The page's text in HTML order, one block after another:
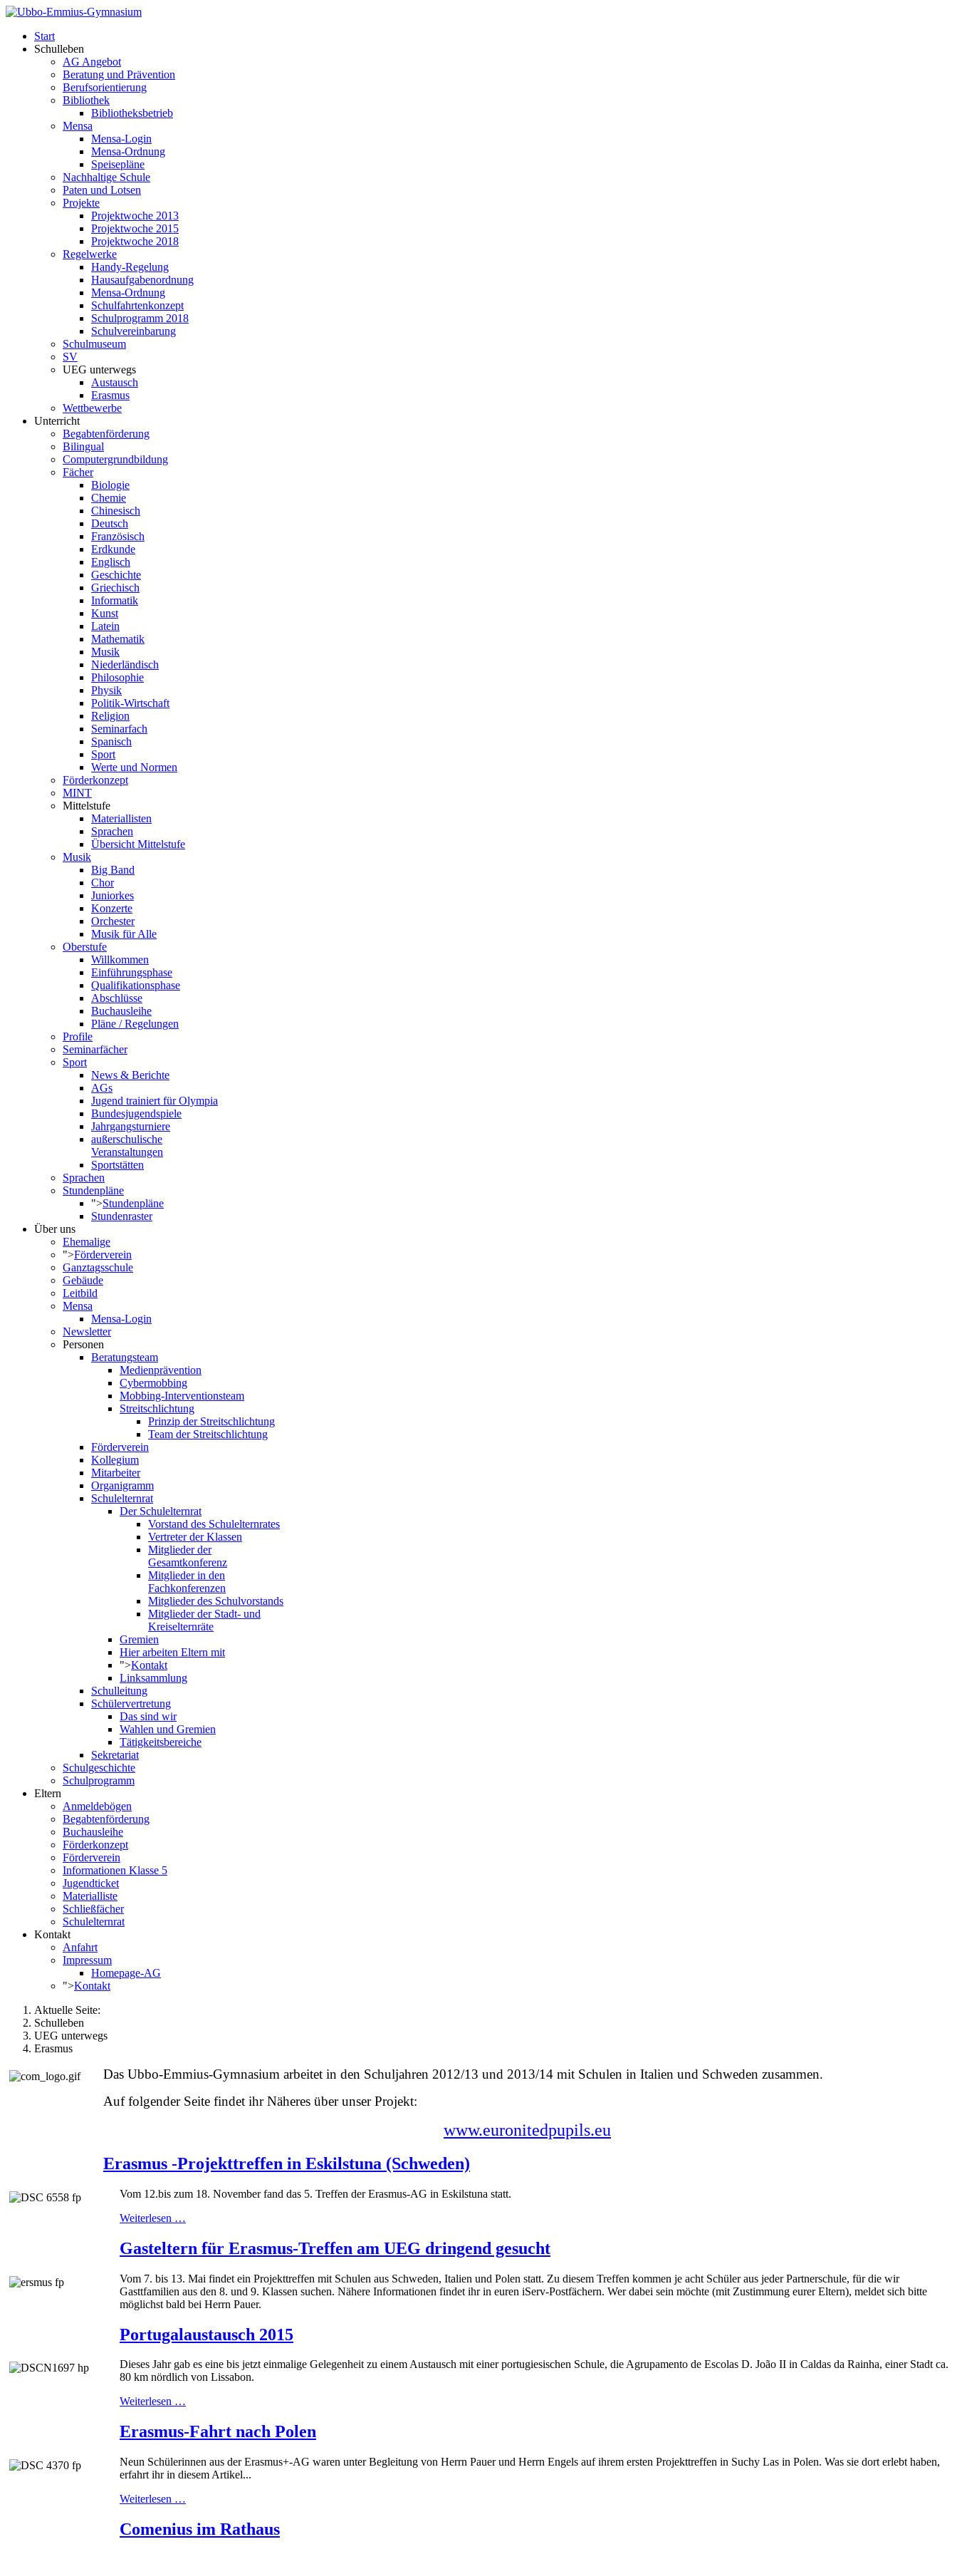
Start
Schulleben
AG Angebot
Beratung und Prävention
Berufsorientierung
Bibliothek
Bibliotheksbetrieb
Mensa
Mensa-Login
Mensa-Ordnung
Speisepläne
Nachhaltige Schule
Paten und Lotsen
Projekte
Projektwoche 2013
Projektwoche 2015
Projektwoche 2018
Regelwerke
Handy-Regelung
Hausaufgabenordnung
Mensa-Ordnung
Schulfahrtenkonzept
Schulprogramm 2018
Schulvereinbarung
Schulmuseum
SV
UEG unterwegs
Austausch
Erasmus
Wettbewerbe
Unterricht
Begabtenförderung
Bilingual
Computergrundbildung
Fächer
Biologie
Chemie
Chinesisch
Deutsch
Französisch
Erdkunde
Englisch
Geschichte
Griechisch
Informatik
Kunst
Latein
Mathematik
Musik
Niederländisch
Philosophie
Physik
Politik-Wirtschaft
Religion
Seminarfach
Spanisch
Sport
Werte und Normen
Förderkonzept
MINT
Mittelstufe
Materiallisten
Sprachen
Übersicht Mittelstufe
Musik
Big Band
Chor
Juniorkes
Konzerte
Orchester
Musik für Alle
Oberstufe
Willkommen
Einführungsphase
Qualifikationsphase
Abschlüsse
Buchausleihe
Pläne / Regelungen
Profile
Seminarfächer
Sport
News & Berichte
AGs
Jugend trainiert für Olympia
Bundesjugendspiele
Jahrgangsturniere
außerschulische
Veranstaltungen
Sportstätten
Sprachen
Stundenpläne
">Stundenpläne
Stundenraster
Über uns
Ehemalige
">Förderverein
Ganztagsschule
Gebäude
Leitbild
Mensa
Mensa-Login
Newsletter
Personen
Beratungsteam
Medienprävention
Cybermobbing
Mobbing-Interventionsteam
Streitschlichtung
Prinzip der Streitschlichtung
Team der Streitschlichtung
Förderverein
Kollegium
Mitarbeiter
Organigramm
Schulelternrat
Der Schulelternrat
Vorstand des Schulelternrates
Vertreter der Klassen
Mitglieder der
Gesamtkonferenz
Mitglieder in den
Fachkonferenzen
Mitglieder des Schulvorstands
Mitglieder der Stadt- und
Kreiselternräte
Gremien
Hier arbeiten Eltern mit
">Kontakt
Linksammlung
Schulleitung
Schülervertretung
Das sind wir
Wahlen und Gremien
Tätigkeitsbereiche
Sekretariat
Schulgeschichte
Schulprogramm
Eltern
Anmeldebögen
Begabtenförderung
Buchausleihe
Förderkonzept
Förderverein
Informationen Klasse 5
Jugendticket
Materialliste
Schließfächer
Schulelternrat
Kontakt
Anfahrt
Impressum
Homepage-AG
">Kontakt
Aktuelle Seite:
Schulleben
UEG unterwegs
Erasmus
Das Ubbo-Emmius-Gymnasium arbeitet in den Schuljahren 2012/13 und 2013/14 mit Schulen in Italien und Schweden zusammen.
Auf folgender Seite findet ihr Näheres über unser Projekt:
www.euronitedpupils.eu
Erasmus -Projekttreffen in Eskilstuna (Schweden)
Vom 12.bis zum 18. November fand das 5. Treffen der Erasmus-AG in Eskilstuna statt.
Weiterlesen …
Gasteltern für Erasmus-Treffen am UEG dringend gesucht
Vom 7. bis 13. Mai findet ein Projekttreffen mit Schulen aus Schweden, Italien und Polen statt. Zu diesem Treffen kommen je acht Schüler aus jeder Partnerschule, für die wir
Gasttfamilien aus den 8. und 9. Klassen suchen. Nähere Informationen findet ihr in euren iServ-Postfächern. Wer dabei sein möchte (mit Zustimmung eurer Eltern), meldet sich bitte
möglichst bald bei Herrn Pauer.
Portugalaustausch 2015
Dieses Jahr gab es eine bis jetzt einmalige Gelegenheit zu einem Austausch mit einer portugiesischen Schule, die Agrupamento de Escolas D. João II in Caldas da Rainha, einer Stadt ca.
80 km nördlich von Lissabon.
Weiterlesen …
Erasmus-Fahrt nach Polen
Neun Schülerinnen aus der Erasmus+-AG waren unter Begleitung von Herrn Pauer und Herrn Engels auf ihrem ersten Projekttreffen in Suchy Las in Polen. Was sie dort erlebt haben,
erfahrt ihr in diesem Artikel...
Weiterlesen …
Comenius im Rathaus